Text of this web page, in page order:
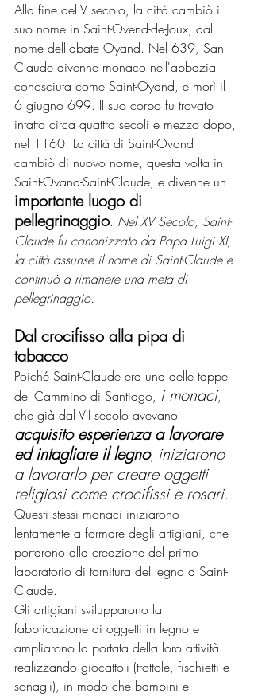
Alla fine del V secolo, la città cambiò il
suo nome in Saint-Ovend-de-Joux, dal
nome dell'abate Oyand. Nel 639, San
Claude divenne monaco nell'abbazia
conosciuta come Saint-Oyand, e morì il
6 giugno 699. Il suo corpo fu trovato
intatto circa quattro secoli e mezzo dopo,
nel 1160. La città di Saint-Ovand
cambiò di nuovo nome, questa volta in
Saint-Ovand-Saint-Claude, e divenne un
importante luogo di
pellegrinaggio. Nel XV Secolo, Saint-
Claude fu canonizzato da Papa Luigi XI,
la città assunse il nome di Saint-Claude e
continuò a rimanere una meta di
pellegrinaggio.
Dal crocifisso alla pipa di
tabacco
Poiché Saint-Claude era una delle tappe
del Cammino di Santiago, i monaci,
che già dal VII secolo avevano
acquisito esperienza a lavorare
ed intagliare il legno, iniziarono
a lavorarlo per creare oggetti
religiosi come crocifissi e rosari.
Questi stessi monaci iniziarono
lentamente a formare degli artigiani, che
portarono alla creazione del primo
laboratorio di tornitura del legno a Saint-
Claude.
Gli artigiani svilupparono la
fabbricazione di oggetti in legno e
ampliarono la portata della loro attività
realizzando giocattoli (trottole, fischietti e
sonagli), in modo che bambini e